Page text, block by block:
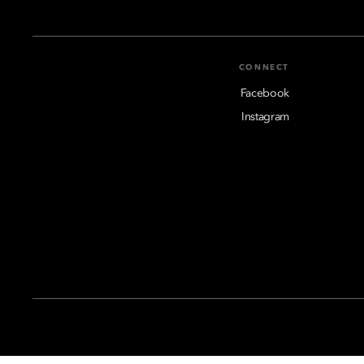
CONNECT
Facebook
Instagram